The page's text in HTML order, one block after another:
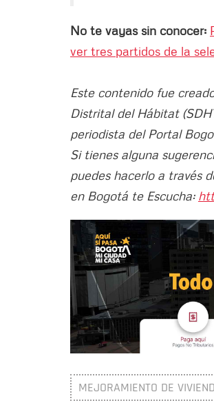
No te vayas sin conocer:
ver tres partidos de la
Este contenido fue
Distrital del Hábitat
periodista del Portal
Si tienes alguna
puedes hacerlo a través
en Bogotá te Escucha:
MEJORAMIENTO DE